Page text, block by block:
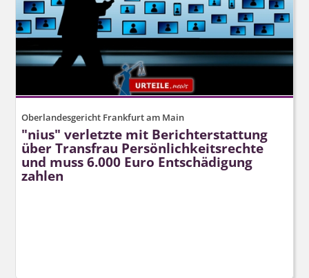
Oberlandesgericht Frankfurt am Main
"nius" verletzte mit Berichterstattung
über Transfrau Persönlich­keitsrechte
und muss 6.000 Euro Entschädigung
zahlen